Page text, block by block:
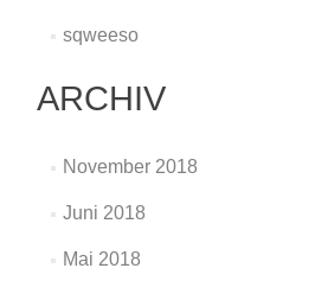
sqweeso
ARCHIV
November 2018
Juni 2018
Mai 2018